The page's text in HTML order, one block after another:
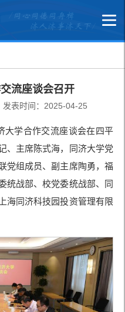
流座谈会召开
表时间：2025-04-25
大学合作交流座谈会在四平
、主席陈式海，同济大学党
党组成员、副主席陶勇，福
统战部、校党委统战部、同
海同济科技园投资管理有限